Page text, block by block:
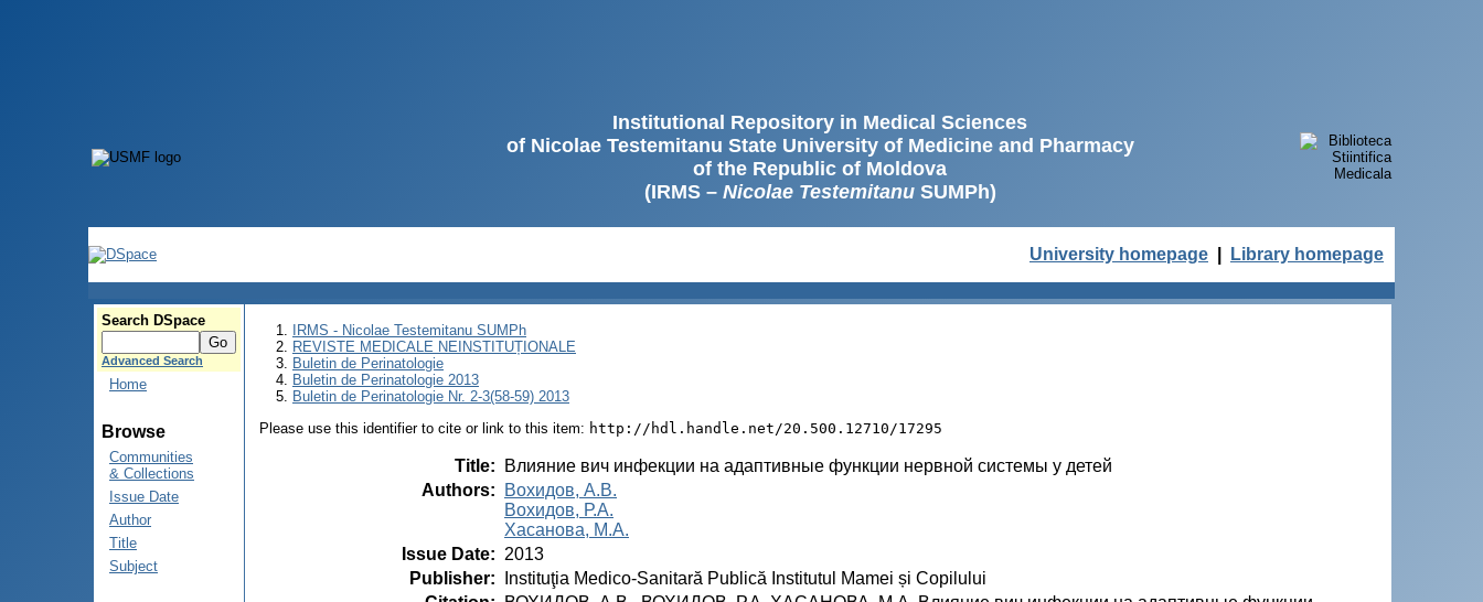
Institutional Repository in Medical Sciences
of Nicolae Testemitanu State University of Medicine and Pharmacy
of the Republic of Moldova
(IRMS – Nicolae TestemitanuSUMPh)
University homepage Library homepage
Search DSpace
Advanced Search
Home
Browse
Communities
& Collections
Issue Date
Author
Title
Subject
IRMS - Nicolae Testemitanu SUMPh
REVISTE MEDICALE NEINSTITUȚIONALE
Buletin de Perinatologie
Buletin de Perinatologie 2013
Buletin de Perinatologie Nr. 2-3(58-59) 2013
Please use this identifier to cite or link to this item: http://hdl.handle.net/20.500.12710/17295
Title:
Влияние вич инфекции на адаптивные функции нервной системы у детей
Authors:
Вохидов, А.В.
Вохидов, Р.А.
Хасанова, М.А.
Issue Date: 2013
Publisher:
Instituţia Medico-Sanitară Publică Institutul Mamei și Copilului